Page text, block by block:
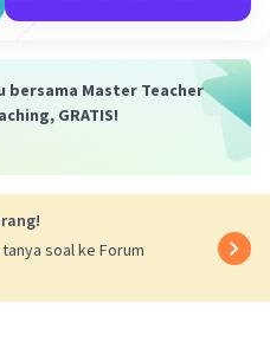
-→ Fe(s)
suhu 25 °C
bersama Master Teacher
GRATIS!
soal ke Forum